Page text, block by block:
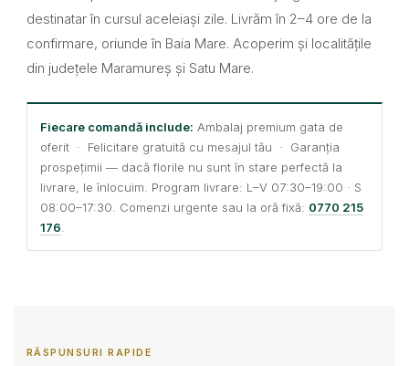
destinatar în cursul aceleiași zile. Livrăm în 2–4 ore de la
confirmare, oriunde în Baia Mare. Acoperim și localitățile
din județele Maramureș și Satu Mare.
Fiecare comandă include: Ambalaj premium gata de
oferit · Felicitare gratuită cu mesajul tău · Garanția
prospețimii — dacă florile nu sunt în stare perfectă la
livrare, le înlocuim. Program livrare: L–V 07:30–19:00 · S
08:00–17:30. Comenzi urgente sau la oră fixă: 0770 215
176
RĂSPUNSURI RAPIDE